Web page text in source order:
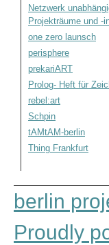
Netzwerk
Projekträume und -
one zero launsch
perisphere
prekariART
Prolog- Heft für
rebel:art
Schpin
tAMtAM-berlin
Thing Frankfurt
berlin
Proudly